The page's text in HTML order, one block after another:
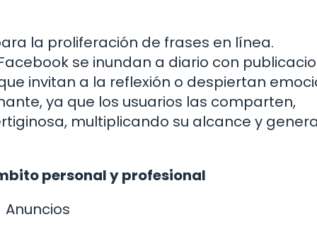
la proliferación de frases en línea.
se inundan a diario con
invitan a la reflexión o despiertan
ya que los usuarios las comparten,
multiplicando su alcance y
personal y profesional
Anuncios